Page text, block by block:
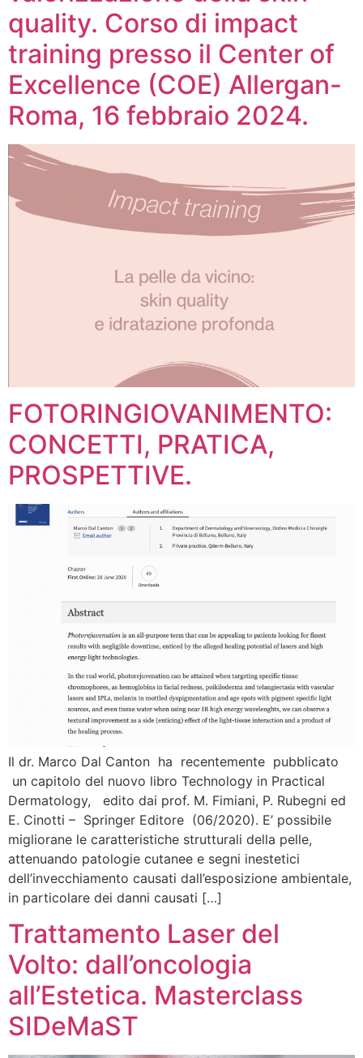
quality. Corso di impact
training presso il Center of
Excellence (COE) Allergan-
Roma, 16 febbraio 2024.
FOTORINGIOVANIMENTO:
CONCETTI, PRATICA,
PROSPETTIVE.
Il dr. Marco Dal Canton ha recentemente pubblicato
un capitolo del nuovo libro Technology in Practical
Dermatology, edito dai prof. M. Fimiani, P. Rubegni ed
E. Cinotti – Springer Editore (06/2020). E’ possibile
migliorane le caratteristiche strutturali della pelle,
attenuando patologie cutanee e segni inestetici
dell’invecchiamento causati dall’esposizione ambientale,
in particolare dei danni causati […]
Trattamento Laser del
Volto: dall’oncologia
all’Estetica. Masterclass
SIDeMaST